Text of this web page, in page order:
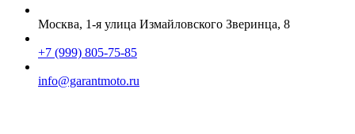
Москва, 1-я улица Измайловского Зверинца, 8
+7 (999) 805-75-85
info@garantmoto.ru